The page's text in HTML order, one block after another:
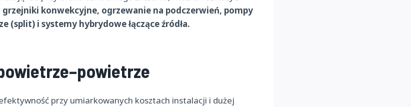
grzejniki konwekcyjne, ogrzewanie na podczerwień, pompy
(split) i systemy hybrydowe łączące źródła.
przy umiarkowanych kosztach instalacji i dużej